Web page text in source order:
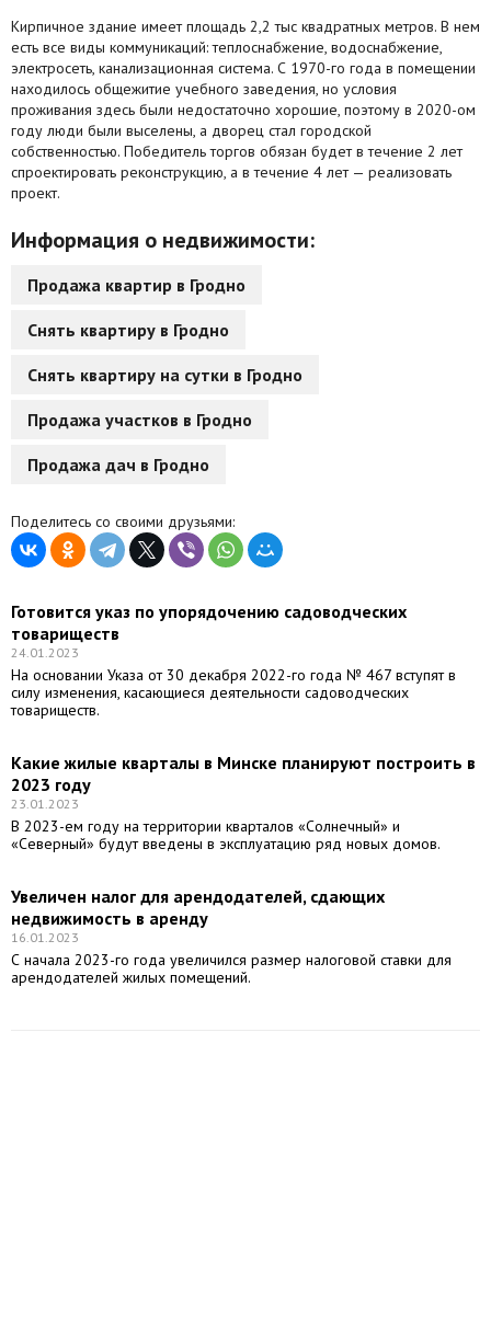
Кирпичное здание имеет площадь 2,2 тыс квадратных метров. В нем
есть все виды коммуникаций: теплоснабжение, водоснабжение,
электросеть, канализационная система. С 1970-го года в помещении
находилось общежитие учебного заведения, но условия
проживания здесь были недостаточно хорошие, поэтому в 2020-ом
году люди были выселены, а дворец стал городской
собственностью. Победитель торгов обязан будет в течение 2 лет
спроектировать реконструкцию, а в течение 4 лет — реализовать
проект.
Информация о недвижимости:
Продажа квартир в Гродно
Снять квартиру в Гродно
Снять квартиру на сутки в Гродно
Продажа участков в Гродно
Продажа дач в Гродно
Поделитесь со своими друзьями:
Готовится указ по упорядочению садоводческих
товариществ
24.01.2023
На основании Указа от 30 декабря 2022-го года № 467 вступят в
силу изменения, касающиеся деятельности садоводческих
товариществ.
Какие жилые кварталы в Минске планируют построить в
2023 году
23.01.2023
В 2023-ем году на территории кварталов «Солнечный» и
«Северный» будут введены в эксплуатацию ряд новых домов.
Увеличен налог для арендодателей, сдающих
недвижимость в аренду
16.01.2023
С начала 2023-го года увеличился размер налоговой ставки для
арендодателей жилых помещений.